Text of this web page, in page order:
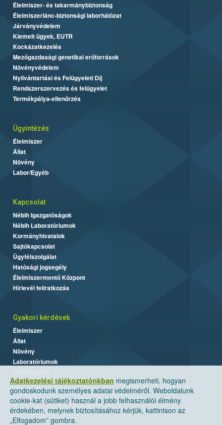
Adatkezelési tájékoztatónkban megismerheti, hogyan
gondoskodunk személyes adatai védelméről. Weboldalunk
cookie-kat (sütiket) használ a jobb felhasználói élmény
érdekében, melynek biztosításához kérjük, kattintson az
„Elfogadom” gombra.
Élelmiszer- és takarmánybiztonság
Élelmiszerlánc-biztonsági laborhálózat
Járványvédelem
Kiemelt ügyek, EUTR
Kockázatkezelés
Mezőgazdasági genetikai erőforrások
Növényvédelem
Nyilvántartási és Felügyeleti Díj
Rendszerszervezés és felügyelet
Termékpálya-ellenőrzés
Ügyintézés
Élelmiszer
Állat
Növény
Labor/Egyéb
Kapcsolat
Nébih Igazgatóságok
Nébih Laboratóriumok
Kormányhivatalok
Sajtókapcsolat
Ügyfélszolgálat
Hatósági jogsegély
Élelmiszermentő Központ
Hírlevél feliratkozás
Gyakori kérdések
Élelmiszer
Állat
Növény
Laboratóriumok